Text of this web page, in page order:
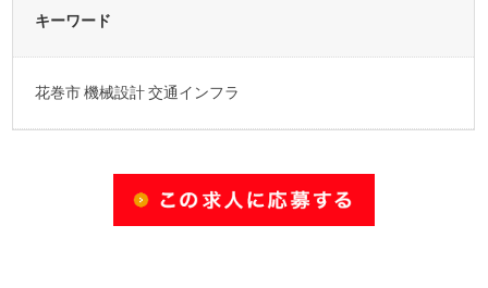
キーワード
花巻市 機械設計 交通インフラ